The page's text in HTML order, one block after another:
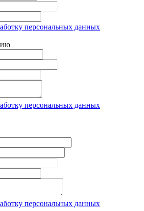
персональных данных
персональных данных
персональных данных